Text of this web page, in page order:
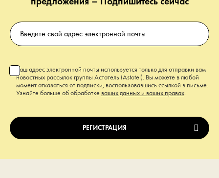
Ваш адрес электронной почты используется только для отправки вам
новостных рассылок группы Астотель (Astotel). Вы можете в любой
момент отказаться от подписки, воспользовавшись ссылкой в письме.
Узнайте больше об обработке ваших данных и ваших правах.